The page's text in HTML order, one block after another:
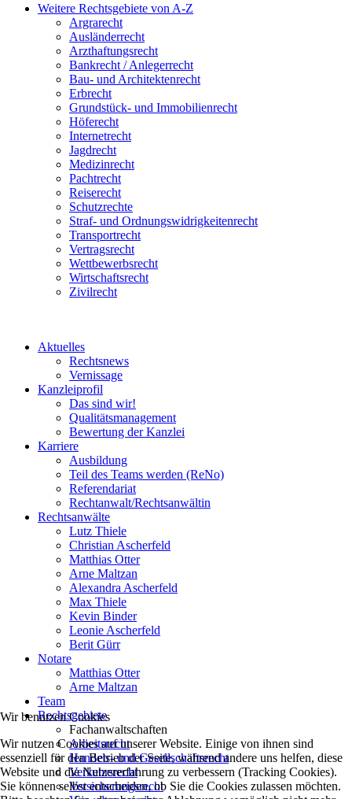
Weitere Rechtsgebiete von A-Z
Argrarecht
Ausländerrecht
Arzthaftungsrecht
Bankrecht / Anlegerrecht
Bau- und Architektenrecht
Erbrecht
Grundstück- und Immobilienrecht
Höferecht
Internetrecht
Jagdrecht
Medizinrecht
Pachtrecht
Reiserecht
Schutzrechte
Straf- und Ordnungswidrigkeitenrecht
Transportrecht
Vertragsrecht
Wettbewerbsrecht
Wirtschaftsrecht
Zivilrecht
Aktuelles
Rechtsnews
Vernissage
Kanzleiprofil
Das sind wir!
Qualitätsmanagement
Bewertung der Kanzlei
Karriere
Ausbildung
Teil des Teams werden (ReNo)
Referendariat
Rechtanwalt/Rechtsanwältin
Rechtsanwälte
Lutz Thiele
Christian Ascherfeld
Matthias Otter
Arne Maltzan
Alexandra Ascherfeld
Max Thiele
Kevin Binder
Leonie Ascherfeld
Berit Gürr
Notare
Matthias Otter
Arne Maltzan
Team
Rechtsgebiete
Fachanwaltschaften
Arbeitsrecht
Handels- und Gesellschaftsrecht
Verkehrsrecht
Versicherungsrecht
Wir benutzen Cookies
Wir nutzen Cookies auf unserer Website. Einige von ihnen sind
essenziell für den Betrieb der Seite, während andere uns helfen, diese
Website und die Nutzererfahrung zu verbessern (Tracking Cookies).
Sie können selbst entscheiden, ob Sie die Cookies zulassen möchten.